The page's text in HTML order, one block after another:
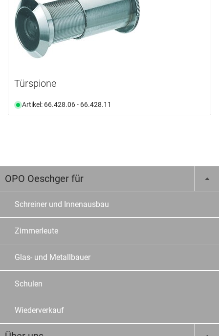
Türspione
Artikel: 66.428.06 - 66.428.11
OPO Oeschger für
Schreiner und Innenausbau
Zimmerleute
Glas- und Metallbauer
Schulen
Wiederverkauf